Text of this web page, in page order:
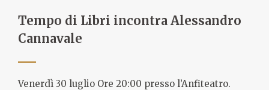
Tempo di Libri incontra Alessandro
Cannavale
Venerdì 30 luglio Ore 20:00 presso l’Anfiteatro.